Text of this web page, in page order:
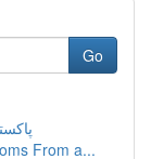
Go
From a...